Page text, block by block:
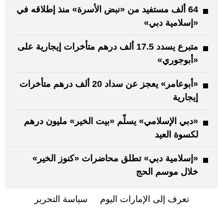
64 ألف مستفيد من «نبض الأسرة» منذ إطلاقه في
«إسلامية دبي»
متبرع يسدد 17.5 ألف درهم متأخرات إيجارية على
«أبوجوري»
«أبوعامر» يعجز عن سداد 20 ألف درهم متأخرات
إيجارية
«دبي الإسلامي» يسلّم «بيت الخير» مليون درهم
لكسوة العيد
«إسلامية دبي» تطلق محاضرات «كنوز الخير»
خلال موسم الحج
تعرف إلى الإمارات اليوم سياسة التحرير